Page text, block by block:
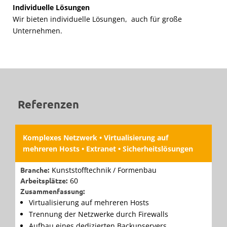
Mittels Terminalserver, die nicht nur für bestimmte
Anwender, sondern auch nur für bestimmte
Anwendungen betrieben werden, bieten ebenfalls eine
Buchhaltung und den Lohn. Die berechtigten Mitarbeiter
Terminalserver ist stark reglementiert.
individuelle Lösung!
Individuelle Lösungen
Wir bieten individuelle Lösungen, auch für große
Unternehmen.
Referenzen
Komplexes Netzwerk • Virtualisierung auf
mehreren Hosts • Extranet • Sicherheitslösungen
Branche: Kunststofftechnik / Formenbau
Arbeitsplätze: 60
Zusammenfassung:
Virtualisierung auf mehreren Hosts
Trennung der Netzwerke durch Firewalls